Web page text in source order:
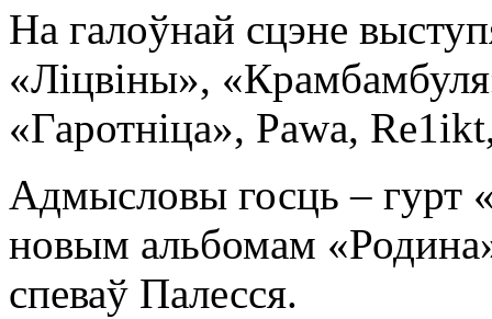
На галоўнай сцэне
«Ліцвіны»,
«Гаротніца», Pawa,
Адмысловы госць – гурт
новым альбомам
спеваў Палесся.